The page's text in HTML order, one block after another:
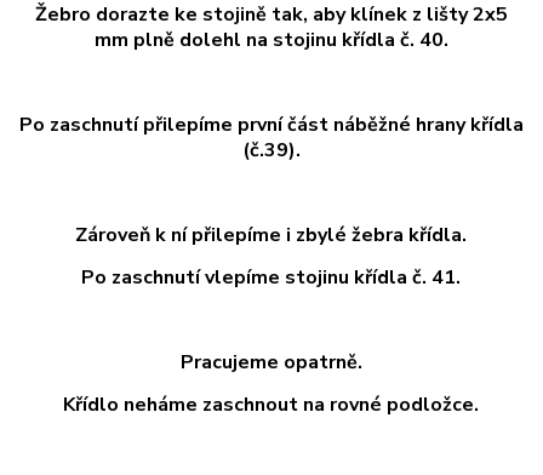
Žebro dorazte ke stojině tak, aby klínek z lišty 2x5
mm plně dolehl na stojinu křídla č. 40.
Po zaschnutí přilepíme první část náběžné hrany křídla
(č.39).
Zároveň k ní přilepíme i zbylé žebra křídla.
Po zaschnutí vlepíme stojinu křídla č. 41.
Pracujeme opatrně.
Křídlo neháme zaschnout na rovné podložce.